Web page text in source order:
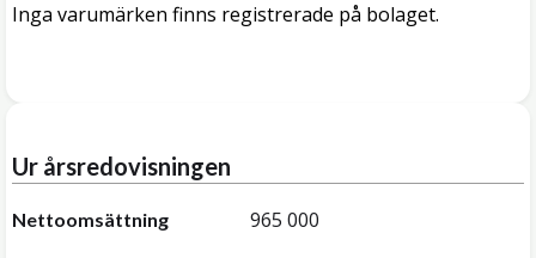
Inga varumärken finns registrerade på bolaget.
Ur årsredovisningen
Nettoomsättning 965 000